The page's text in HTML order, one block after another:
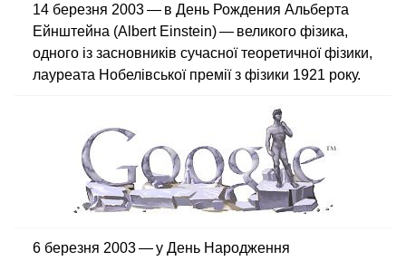
14 березня 2003 — в День Рождения Альберта
Ейнштейна (Albert Einstein) — великого фізика,
одного із засновників сучасної теоретичної фізики,
лауреата Нобелівської премії з фізики 1921 року.
6 березня 2003 — у День Народження